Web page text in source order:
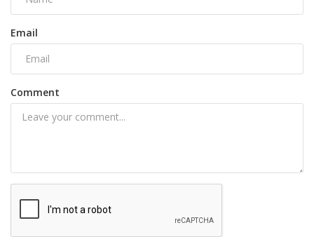
Email
Comment